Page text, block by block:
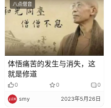
八点僧音
体悟痛苦的发生与消失，这
就是修道
0 0 0
smy 2023年5月26日